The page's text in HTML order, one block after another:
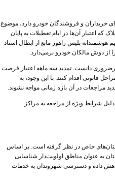
خریداران و فروشندگان خودرو دارد، موضوع
اعتبار آن‌ها در ایام تعطیلات به پایان
خرداد ماه ۱۴۰۵ تمدید شده‌اند. این تصمیم هوشمندانه پلیس راهور مانع از ابطال اسناد
از دوش مالکان خودرو برمی‌دارد.
دانست. تمدید سه ماهه اعتبار فرصت
قانونی اقدام کنند. با این وجود، به
مراجعات در آن بازه زمانی مواجه نشوند.
شرایط ویژه از مراجعه به مراکز
خاص در نظر گرفته است. بر اساس
به عنوان مناطق اولویت‌دار شناسایی
کاهش داده و دسترسی شهروندان به خدمات